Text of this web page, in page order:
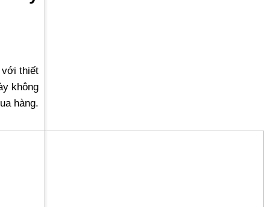
thiết
không
hàng.